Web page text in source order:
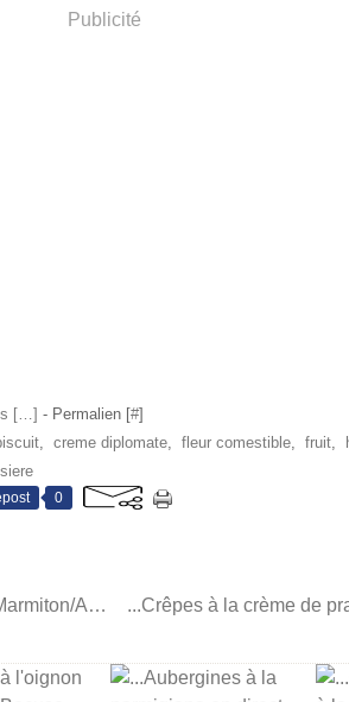
Publicité
[…] - Permalien [#]
, creme diplomate, fleur comestible, fruit,
0
...Gâteau au chocolat fondant... (Marmiton/Appropriez-vous la recette)